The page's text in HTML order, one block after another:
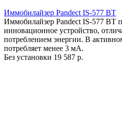
Иммобилайзер Pandect IS-577 BT
Иммобилайзер Pandect IS-577 BT
инновационное устройство,
потреблением энергии. В
потребляет менее 3 мА.
Без установки 19 587 р.